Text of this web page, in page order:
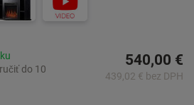
do 10
540,00 €
439,02 € bez DPH